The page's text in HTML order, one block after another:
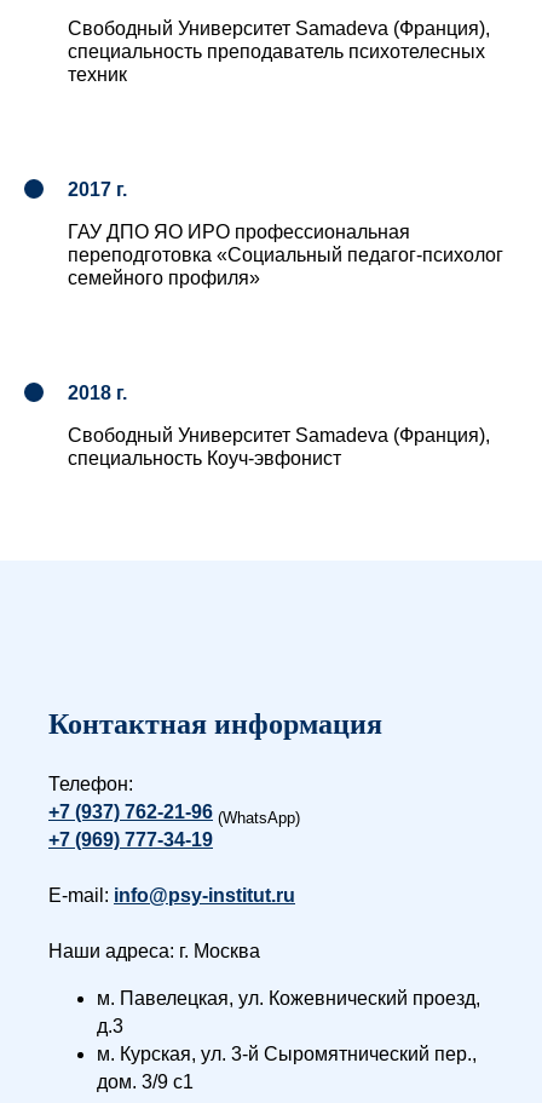
Свободный Университет Samadeva (Франция),
специальность преподаватель психотелесных
техник
2017 г.
ГАУ ДПО ЯО ИРО профессиональная
переподготовка «Социальный педагог-психолог
семейного профиля»
2018 г.
Свободный Университет Samadeva (Франция),
специальность Коуч-эвфонист
Контактная информация
Телефон:
+7 (937) 762-21-96 (WhatsApp)
+7 (969) 777-34-19
E-mail: info@psy-institut.ru
Наши адреса: г. Москва
м. Павелецкая, ул. Кожевнический проезд,
д.3
м. Курская, ул. 3-й Сыромятнический пер.,
дом. 3/9 с1